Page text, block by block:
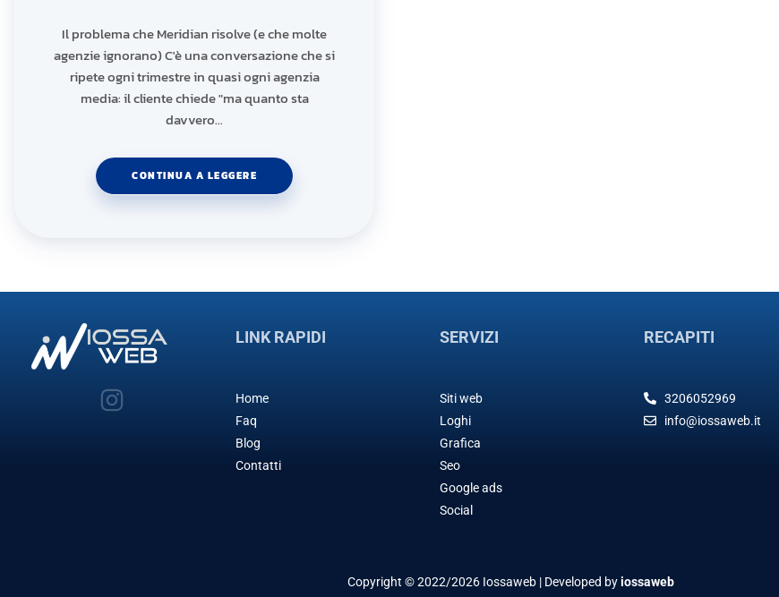
Il problema che Meridian risolve (e che molte
agenzie ignorano) C'è una conversazione che si
ripete ogni trimestre in quasi ogni agenzia
media: il cliente chiede "ma quanto sta
davvero…
CONTINUA A LEGGERE
LINK RAPIDI
Home
Faq
Blog
Contatti
SERVIZI
Siti web
Loghi
Grafica
Seo
Google ads
Social
RECAPITI
3206052969
info@iossaweb.it
Copyright © 2022/2026 Iossaweb | Developed byiossaweb